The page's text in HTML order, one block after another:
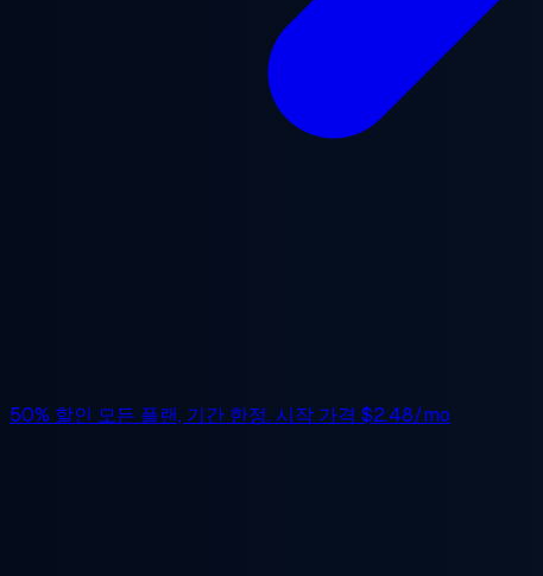
50% 할인 모든 플랜, 기간 한정. 시작 가격 $2.48/mo